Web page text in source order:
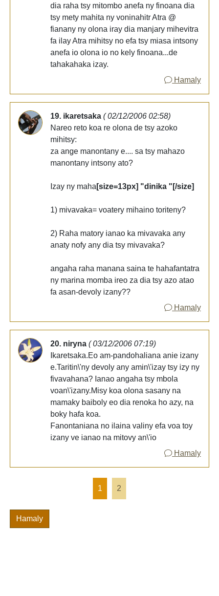
dia raha tsy mitombo anefa ny finoana dia
tsy mety mahita ny voninahitr Atra @
fianany ny olona iray dia manjary mihevitra
fa ilay Atra mihitsy no efa tsy miasa intsony
anefa io olona io no kely finoana...de
tahakahaka izay.
Hamaly
19. ikaretsaka ( 02/12/2006 02:58)
Nareo reto koa re olona de tsy azoko
mihitsy:
za ange manontany e.... sa tsy mahazo
manontany intsony ato?
Izay ny maha [size=13px] "dinika "[/size]
1) mivavaka= voatery mihaino toriteny?
2) Raha matory ianao ka mivavaka any
anaty nofy any dia tsy mivavaka?
angaha raha manana saina te hahafantatra
ny marina momba ireo za dia tsy azo atao
fa asan-devoly izany??
Hamaly
20. niryna ( 03/12/2006 07:19)
Ikaretsaka.Eo am-pandohaliana anie izany
e.Taritin\'ny devoly any amin\'izay tsy izy ny
fivavahana? Ianao angaha tsy mbola
voan\'izany.Misy koa olona sasany na
mamaky baiboly eo dia renoka ho azy, na
boky hafa koa.
Fanontaniana no ilaina valiny efa voa toy
izany ve ianao na mitovy an\'io
Hamaly
1 2
Hamaly